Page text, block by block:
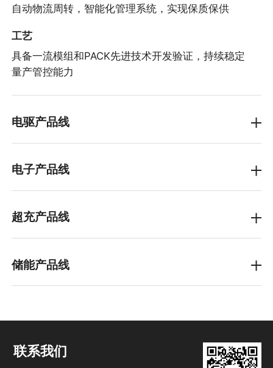
自动物流周转，智能化管理系统，实现保质保供
工艺
具备一流模组和PACK先进技术开发验证，持续稳定
量产管控能力
电驱产品线
设备
现有7条产线为EDS1，EDS2 三合一总成，ICS充电
测试线构成，年产量达15万；EDS2产线年产量达8
万，ICS 产线年产量达5.3万/年；其中 EDS1定子采
用8层发卡扁线制造工艺，整线由意大利ATOP公司
引进
工艺
电子产品线
设备
现有CSC自动化产线、BMU/CVS自动化产线，其中
化设计，高柔性化、兼容性，能够做到单工站互
超充产品线
设备
超充产品线兼容多种商用液冷/常规枪柜及充电桩，
如V1、V2、V2.1、V3等；装配段采用RGV输送方
式，具备高精度定位、高稳定性、高效运输的优
工艺
关键工序通过MES下发，现场执行，设备回读确
储能产品线
设备
以及功率，对飞溅抑制效果佳，一般是内环打熔
试、容量测试等一系列测试功能，有效保障PACK级
和簇级产品性能品质；重载AGV，跨运车，智能工具
联系我们